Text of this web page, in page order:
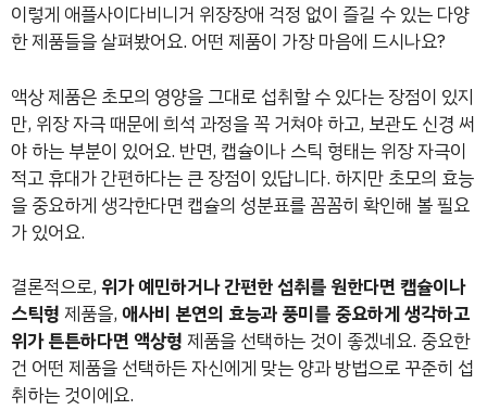
이렇게 애플사이다비니거 위장장애 걱정 없이 즐길 수 있는 다양
한 제품들을 살펴봤어요. 어떤 제품이 가장 마음에 드시나요?
액상 제품은 초모의 영양을 그대로 섭취할 수 있다는 장점이 있지
만, 위장 자극 때문에 희석 과정을 꼭 거쳐야 하고, 보관도 신경 써
야 하는 부분이 있어요. 반면, 캡슐이나 스틱 형태는 위장 자극이
적고 휴대가 간편하다는 큰 장점이 있답니다. 하지만 초모의 효능
을 중요하게 생각한다면 캡슐의 성분표를 꼼꼼히 확인해 볼 필요
가 있어요.
결론적으로, 위가 예민하거나 간편한 섭취를 원한다면 캡슐이나
스틱형 제품을, 애사비 본연의 효능과 풍미를 중요하게 생각하고
위가 튼튼하다면 액상형 제품을 선택하는 것이 좋겠네요. 중요한
건 어떤 제품을 선택하든 자신에게 맞는 양과 방법으로 꾸준히 섭
취하는 것이에요.